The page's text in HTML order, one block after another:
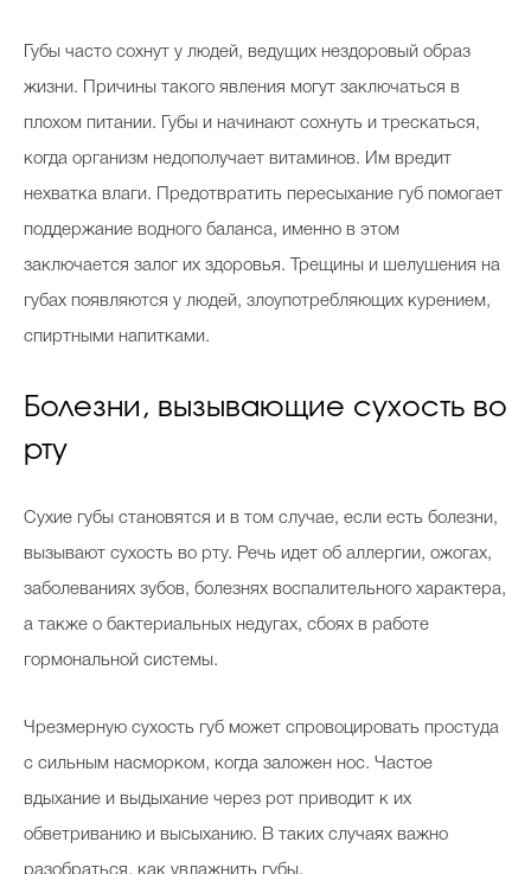
Губы часто сохнут у людей, ведущих нездоровый образ
жизни. Причины такого явления могут заключаться в
плохом питании. Губы и начинают сохнуть и трескаться,
когда организм недополучает витаминов. Им вредит
нехватка влаги. Предотвратить пересыхание губ помогает
поддержание водного баланса, именно в этом
заключается залог их здоровья. Трещины и шелушения на
губах появляются у людей, злоупотребляющих курением,
спиртными напитками.
Болезни, вызывающие сухость во
рту
Сухие губы становятся и в том случае, если есть болезни,
вызывают сухость во рту. Речь идет об аллергии, ожогах,
заболеваниях зубов, болезнях воспалительного характера,
а также о бактериальных недугах, сбоях в работе
гормональной системы.
Чрезмерную сухость губ может спровоцировать простуда
с сильным насморком, когда заложен нос. Частое
вдыхание и выдыхание через рот приводит к их
обветриванию и высыханию. В таких случаях важно
разобраться, как увлажнить губы.